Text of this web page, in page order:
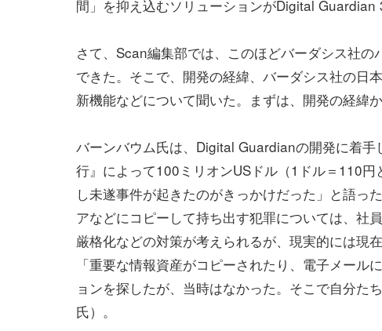
間」を抑え込むソリューションがDigital Guardian
さて、Scan編集部では、このほどバーダシス社
できた。そこで、開発の経緯、バーダシス社の日
新機能などについて聞いた。まずは、開発の経緯か
バーンバウム氏は、Digital Guardianの開発に着
行』によって100ミリオンUSドル（1ドル＝110
し未遂事件が起きたのがきっかけだった」と語っ
アなどにコピーして持ち出す犯罪については、社
厳格化などの対策が考えられるが、現実的には現
「重要な情報資産がコピーされたり、電子メー
ョンを探したが、当時はなかった。そこで自分た
氏）。